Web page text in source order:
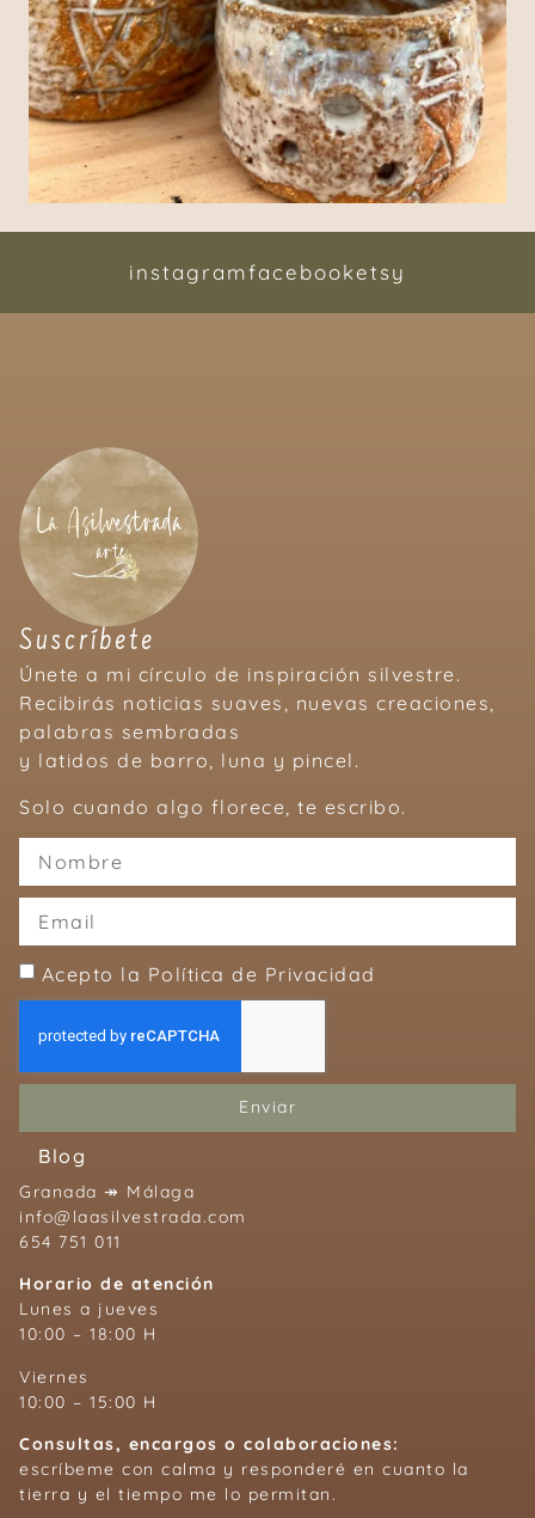
instagramfacebooketsy
Suscríbete
Únete a mi círculo de inspiración silvestre.
Recibirás noticias suaves, nuevas creaciones,
palabras sembradas
y latidos de barro, luna y pincel.
Solo cuando algo florece, te escribo.
Acepto la Política de Privacidad
Enviar
Blog
Granada ↠ Málaga
info@laasilvestrada.com
654 751 011
Horario de atención
Lunes a jueves
10:00 – 18:00 H
Viernes
10:00 – 15:00 H
Consultas, encargos o colaboraciones:
escríbeme con calma y responderé en cuanto la
tierra y el tiempo me lo permitan.